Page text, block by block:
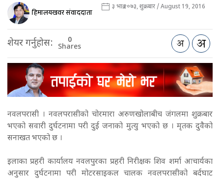
हिमालयखवर संवाददाता ३ भाद्र २०७३, शुक्रबार / August 19, 2016
शेयर गर्नुहोस: 0
Shares
नवलपरासी । नवलपरासीको चोरमारा अरुणखोलाबीच जंगलमा शुक्रबार
भएको सवारी दुर्घटनामा परी दुई जनाको मुत्यु भएको छ । मृतक दुवैको
सनाखत भएको छ ।
इलाका प्रहरी कार्यालय नवलपुरका प्रहरी निरीक्षक शिव शर्मा आचार्यका
अनुसार दुर्घटनामा परी मोटरसाइकल चालक नवलपरासीको बर्दघाट